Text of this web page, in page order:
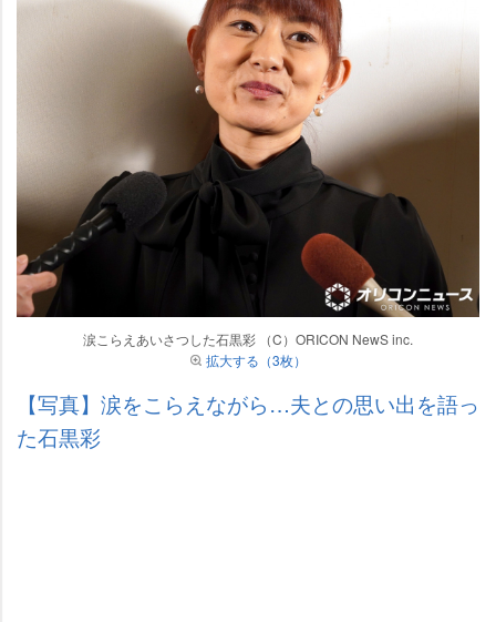
涙こらえあいさつした石黒彩 （C）ORICON NewS inc.
拡大する（3枚）
【写真】涙をこらえながら…夫との思い出を語っ
た石黒彩